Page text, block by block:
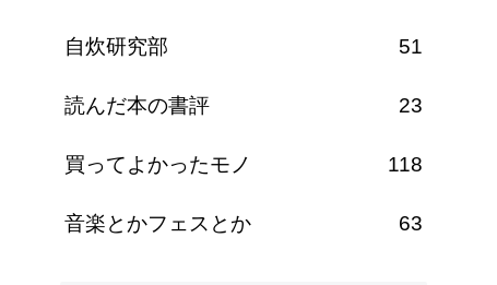
自炊研究部 51
読んだ本の書評 23
買ってよかったモノ 118
音楽とかフェスとか 63